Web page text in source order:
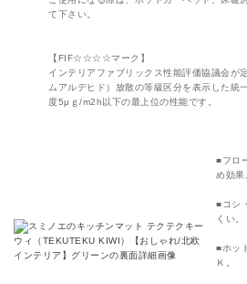
て下さい。
【FIF☆☆☆☆マーク】
インテリアファブリックス性能評価協議会が
ムアルデヒド）放散の等級区分を表示した
度5μｇ/m2h以下の最上位の性能です。
■フロ
め効果
■コシ
くい。
■ホッ
Ｋ。